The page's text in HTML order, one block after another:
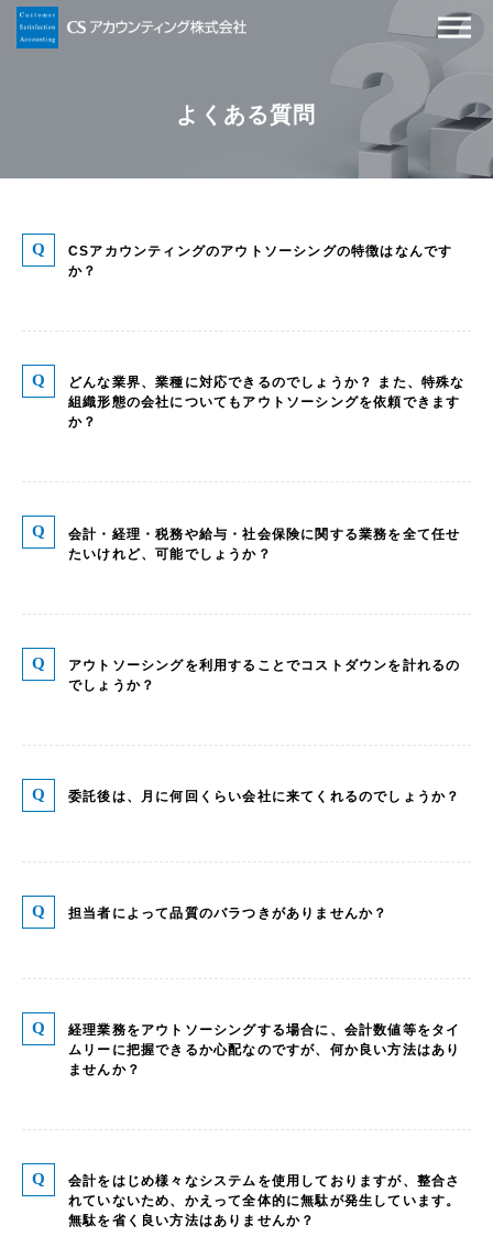
よくある質問
CSアカウンティングのアウトソーシングの特徴はなんです
か？
どんな業界、業種に対応できるのでしょうか？ また、特殊な
組織形態の会社についてもアウトソーシングを依頼できます
か？
会計・経理・税務や給与・社会保険に関する業務を全て任せ
たいけれど、可能でしょうか？
アウトソーシングを利用することでコストダウンを計れるの
でしょうか？
委託後は、月に何回くらい会社に来てくれるのでしょうか？
担当者によって品質のバラつきがありませんか？
経理業務をアウトソーシングする場合に、会計数値等をタイ
ムリーに把握できるか心配なのですが、何か良い方法はあり
ませんか？
会計をはじめ様々なシステムを使用しておりますが、整合さ
れていないため、かえって全体的に無駄が発生しています。
無駄を省く良い方法はありませんか？